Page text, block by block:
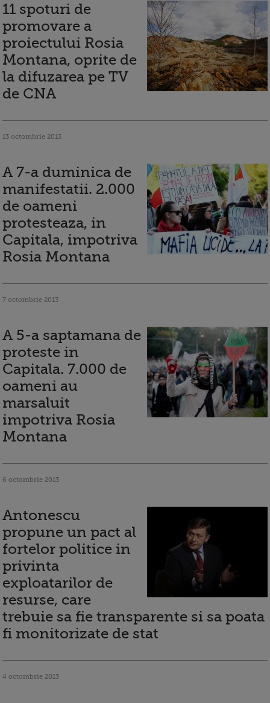
11 spoturi de
promovare a
proiectului Rosia
Montana, oprite de
la difuzarea pe TV
de CNA
13 octombrie 2013
A 7-a duminica de
manifestatii. 2.000
de oameni
protesteaza, in
Capitala, impotriva
Rosia Montana
7 octombrie 2013
A 5-a saptamana de
proteste in
Capitala. 7.000 de
oameni au
marsaluit
impotriva Rosia
Montana
6 octombrie 2013
Antonescu
propune un pact al
fortelor politice in
privinta
exploatarilor de
resurse, care
trebuie sa fie transparente si sa poata
fi monitorizate de stat
4 octombrie 2013